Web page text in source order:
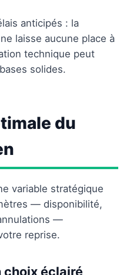
anticipés : la
laisse aucune place à
technique peut
solides.
du
variable stratégique
— disponibilité,
—
reprise.
choix éclairé